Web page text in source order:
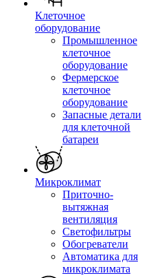
Клеточное
оборудование
Промышленное
клеточное
оборудование
Фермерское
клеточное
оборудование
Запасные детали
для клеточной
батареи
Микроклимат
Приточно-
вытяжная
вентиляция
Светофильтры
Обогреватели
Автоматика для
микроклимата